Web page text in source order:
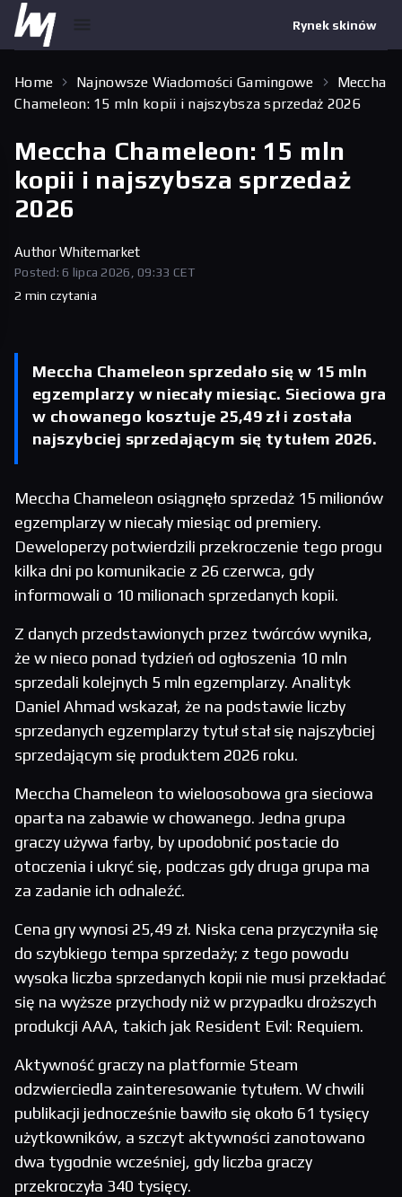
Rynek skinów
Home Najnowsze Wiadomości Gamingowe
Meccha
Chameleon: 15 mln kopii i najszybsza sprzedaż 2026
Meccha Chameleon: 15 mln
kopii i najszybsza sprzedaż
2026
AuthorWhitemarket
Posted: 6 lipca 2026, 09:33 CET
2 min czytania
Meccha Chameleon sprzedało się w 15 mln
egzemplarzy w niecały miesiąc. Sieciowa gra
w chowanego kosztuje 25,49 zł i została
najszybciej sprzedającym się tytułem 2026.
Meccha Chameleon osiągnęło sprzedaż 15 milionów
egzemplarzy w niecały miesiąc od premiery.
Deweloperzy potwierdzili przekroczenie tego progu
kilka dni po komunikacie z 26 czerwca, gdy
informowali o 10 milionach sprzedanych kopii.
Z danych przedstawionych przez twórców wynika,
że w nieco ponad tydzień od ogłoszenia 10 mln
sprzedali kolejnych 5 mln egzemplarzy. Analityk
Daniel Ahmad wskazał, że na podstawie liczby
sprzedanych egzemplarzy tytuł stał się najszybciej
sprzedającym się produktem 2026 roku.
Meccha Chameleon to wieloosobowa gra sieciowa
oparta na zabawie w chowanego. Jedna grupa
graczy używa farby, by upodobnić postacie do
otoczenia i ukryć się, podczas gdy druga grupa ma
za zadanie ich odnaleźć.
Cena gry wynosi 25,49 zł. Niska cena przyczyniła się
do szybkiego tempa sprzedaży; z tego powodu
wysoka liczba sprzedanych kopii nie musi przekładać
się na wyższe przychody niż w przypadku droższych
produkcji AAA, takich jak Resident Evil: Requiem.
Aktywność graczy na platformie Steam
odzwierciedla zainteresowanie tytułem. W chwili
publikacji jednocześnie bawiło się około 61 tysięcy
użytkowników, a szczyt aktywności zanotowano
dwa tygodnie wcześniej, gdy liczba graczy
przekroczyła 340 tysięcy.